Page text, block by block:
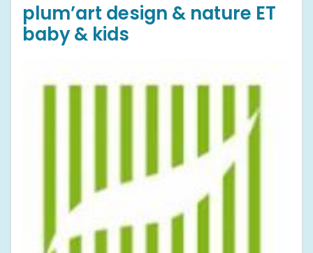
plum’art design & nature ET
baby & kids